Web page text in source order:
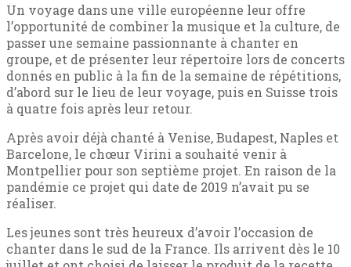
Un voyage dans une ville européenne leur offre
l’opportunité de combiner la musique et la culture, de
passer une semaine passionnante à chanter en
groupe, et de présenter leur répertoire lors de concerts
donnés en public à la fin de la semaine de répétitions,
d’abord sur le lieu de leur voyage, puis en Suisse trois
à quatre fois après leur retour.
Après avoir déjà chanté à Venise, Budapest, Naples et
Barcelone, le chœur Virini a souhaité venir à
Montpellier pour son septième projet. En raison de la
pandémie ce projet qui date de 2019 n’avait pu se
réaliser.
Les jeunes sont très heureux d’avoir l’occasion de
chanter dans le sud de la France. Ils arrivent dès le 10